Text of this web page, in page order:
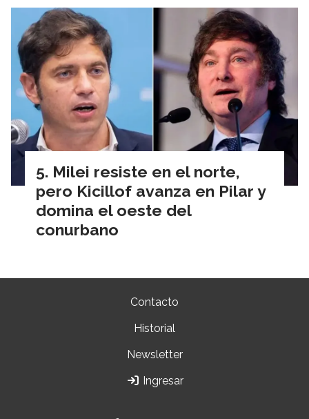
Milei resiste en el norte,
pero Kicillof avanza en Pilar y
domina el oeste del
conurbano
Contacto
Historial
Newsletter
Ingresar